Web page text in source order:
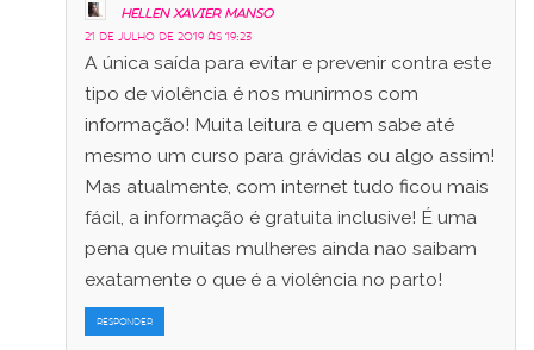
HELLEN XAVIER MANSO
21 de julho de 2019 às 19:23
A única saída para evitar e prevenir contra este
tipo de violência é nos munirmos com
informação! Muita leitura e quem sabe até
mesmo um curso para grávidas ou algo assim!
Mas atualmente, com internet tudo ficou mais
fácil, a informação é gratuita inclusive! É uma
pena que muitas mulheres ainda nao saibam
exatamente o que é a violência no parto!
RESPONDER